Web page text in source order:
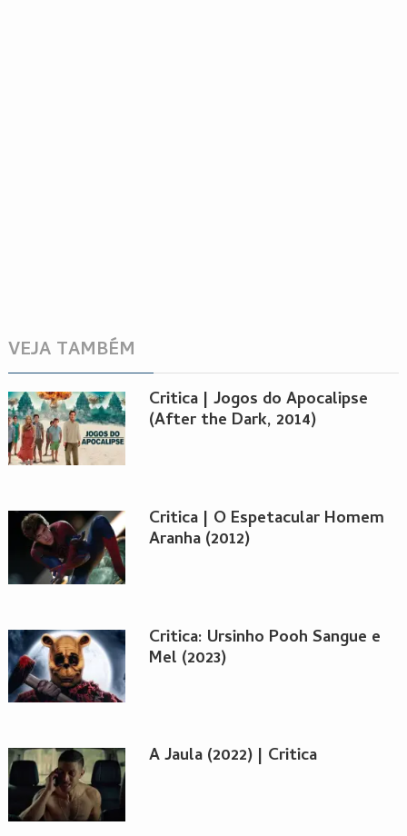
VEJA TAMBÉM
Critica | Jogos do Apocalipse
(After the Dark, 2014)
Critica | O Espetacular Homem
Aranha (2012)
Critica: Ursinho Pooh Sangue e
Mel (2023)
A Jaula (2022) | Critica